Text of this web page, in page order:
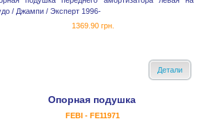
/ Джампи / Эксперт 1996-
1369.90 грн.
Детали
Опорная подушка
FEBI - FE11971